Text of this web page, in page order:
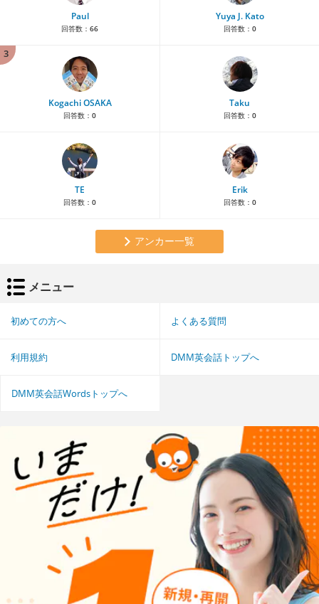
Paul
回答数： 66
Yuya J. Kato
回答数： 0
3
Kogachi OSAKA
回答数： 0
Taku
回答数： 0
TE
回答数： 0
Erik
回答数： 0
アンカー一覧
メニュー
初めての方へ よくある質問
利用規約 DMM英会話トップへ
DMM英会話Wordsトップへ